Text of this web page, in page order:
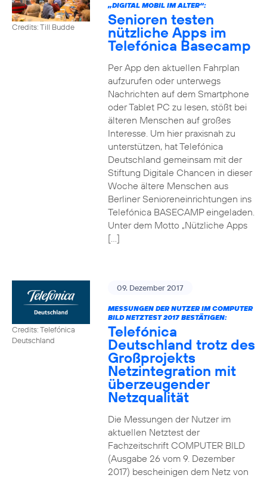
Credits: Till Budde
„DIGITAL MOBIL IM ALTER“:
Senioren testen
nützliche Apps im
Telefónica Basecamp
Per App den aktuellen Fahrplan
aufzurufen oder unterwegs
Nachrichten auf dem Smartphone
oder Tablet PC zu lesen, stößt bei
älteren Menschen auf großes
Interesse. Um hier praxisnah zu
unterstützen, hat Telefónica
Deutschland gemeinsam mit der
Stiftung Digitale Chancen in dieser
Woche ältere Menschen aus
Berliner Senioreneinrichtungen ins
Telefónica BASECAMP eingeladen.
Unter dem Motto „Nützliche Apps
[…]
Credits: Telefónica
Deutschland
09. Dezember 2017
MESSUNGEN DER NUTZER IM COMPUTER
BILD NETZTEST 2017 BESTÄTIGEN:
Telefónica
Deutschland trotz des
Großprojekts
Netzintegration mit
überzeugender
Netzqualität
Die Messungen der Nutzer im
aktuellen Netztest der
Fachzeitschrift COMPUTER BILD
(Ausgabe 26 vom 9. Dezember
2017) bescheinigen dem Netz von